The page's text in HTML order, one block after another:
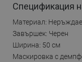
Спецификация
Материал:
Завършек: Черен
Ширина: 50 см
Маскировка с